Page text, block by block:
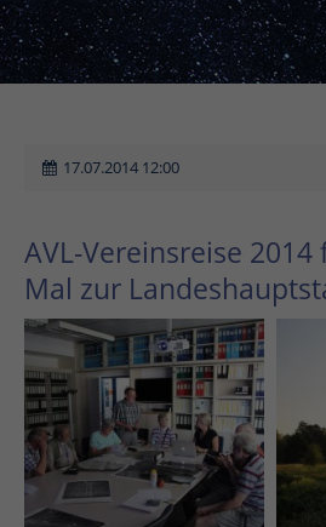
17.07.2014 12:00
AVL-Vereinsreise
Mal zur